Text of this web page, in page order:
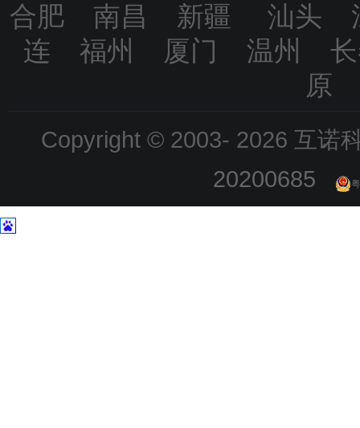
合肥 南昌 新疆 汕头
连 福州 厦门 温州
原
Copyright © 2003- 2026 互诺
20200685